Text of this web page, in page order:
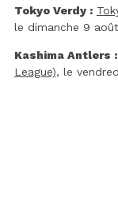
Tokyo Verdy :
le dimanche 9
Kashima Antlers :
League), le